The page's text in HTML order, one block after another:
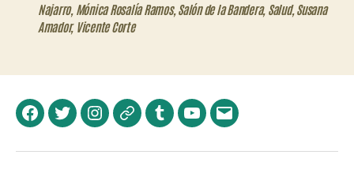
Najarro, Mónica Rosalía Ramos, Salón de la Bandera, Salud, Susana
Amador, Vicente Corte
FacebookTwitterInstagramTelegramTumblrYouTubeCorreo